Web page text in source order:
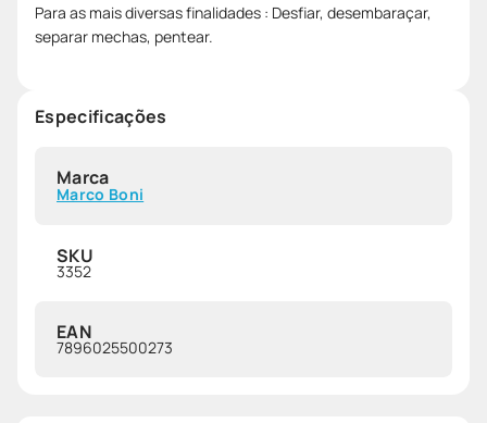
Para as mais diversas finalidades : Desfiar, desembaraçar,
separar mechas, pentear.
Especificações
Marca
Marco Boni
SKU
3352
EAN
7896025500273